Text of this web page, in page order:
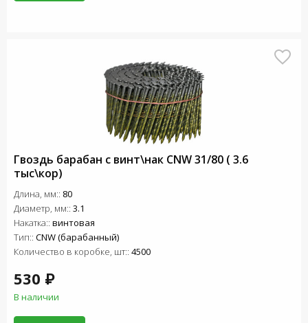
Гвоздь барабан с винт\нак СNW 31/80 ( 3.6
тыс\кор)
Длина, мм:: 80
Диаметр, мм:: 3.1
Накатка:: винтовая
Тип:: CNW (барабанный)
Количество в коробке, шт:: 4500
530 ₽
В наличии